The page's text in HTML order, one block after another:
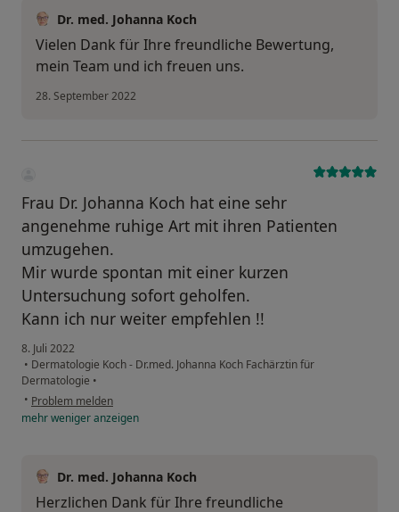
Dr. med. Johanna Koch
Vielen Dank für Ihre freundliche Bewertung,
mein Team und ich freuen uns.
28. September 2022
Frau Dr. Johanna Koch hat eine sehr
angenehme ruhige Art mit ihren Patienten
umzugehen.
Mir wurde spontan mit einer kurzen
Untersuchung sofort geholfen.
Kann ich nur weiter empfehlen !!
8. Juli 2022
• Dermatologie Koch - Dr.med. Johanna Koch Fachärztin für
Dermatologie •
• Problem melden
mehrwenigeranzeigen
Dr. med. Johanna Koch
Herzlichen Dank für Ihre freundliche